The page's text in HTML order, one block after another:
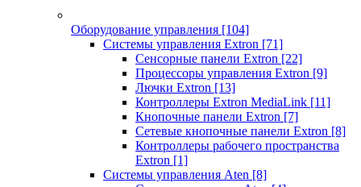
Оборудование управления [104]
Системы управления Extron [71]
Сенсорные панели Extron [22]
Процессоры управления Extron [9]
Лючки Extron [13]
Контроллеры Extron MediaLink [11]
Кнопочные панели Extron [7]
Сетевые кнопочные панели Extron [8]
Контроллеры рабочего пространства
Extron [1]
Системы управления Aten [8]